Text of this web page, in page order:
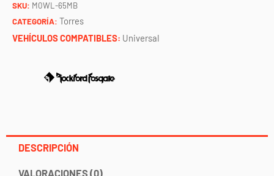
/
par
FOSGATE
SKU: M0WL-65MB
CATEGORÍA: Torres
VEHÍCULOS COMPATIBLES: Universal
DESCRIPCIÓN
VALORACIONES (0)